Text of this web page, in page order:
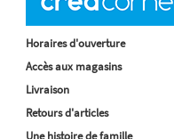
Horaires d'ouverture
Accès aux magasins
Livraison
Retours d'articles
Une histoire de famille